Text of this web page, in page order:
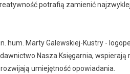
potrafią zamienić
hum. Marty Galewskiej-Kustry -
Nasza Księgarnia, wspierają
umiejętność opowiadania.